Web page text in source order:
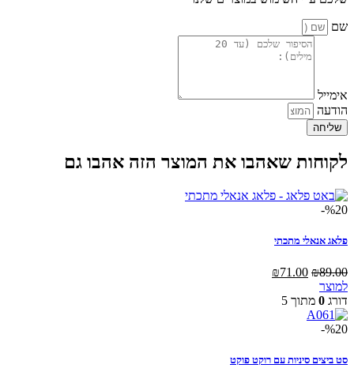
שם
אימייל
הודעה
שליחה
לקוחות שאהבו את המוצר הזה אהבו גם
%20-
פלאג אנאלי מתכתי
₪89.00
המחיר
היה:
₪89.00.
₪71.00
למוצר
דורג 0 מתוך 5
%20-
סט ביצים סיניות עם רוקט פוקט